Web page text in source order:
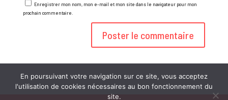
Enregistrer mon nom, mon e-mail et mon site dans le navigateur pour mon
prochain commentaire.
En poursuivant votre navigation sur ce site, vous acceptez
l'utilisation de cookies nécessaires au bon fonctionnement du
site.